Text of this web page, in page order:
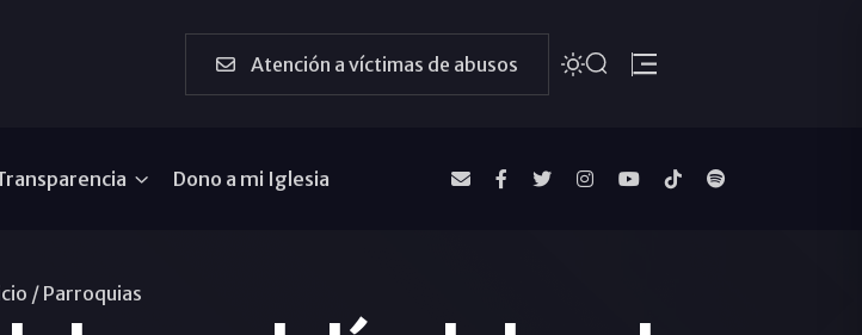
Atención a víctimas de abusos
Dono a mi Iglesia
/ Parroquias